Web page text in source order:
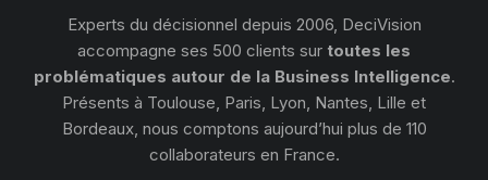
Experts du décisionnel depuis 2006, DeciVision
accompagne ses 500 clients sur toutes les
problématiques autour de la Business Intelligence.
Présents à Toulouse, Paris, Lyon, Nantes, Lille et
Bordeaux, nous comptons aujourd’hui plus de 110
collaborateurs en France.